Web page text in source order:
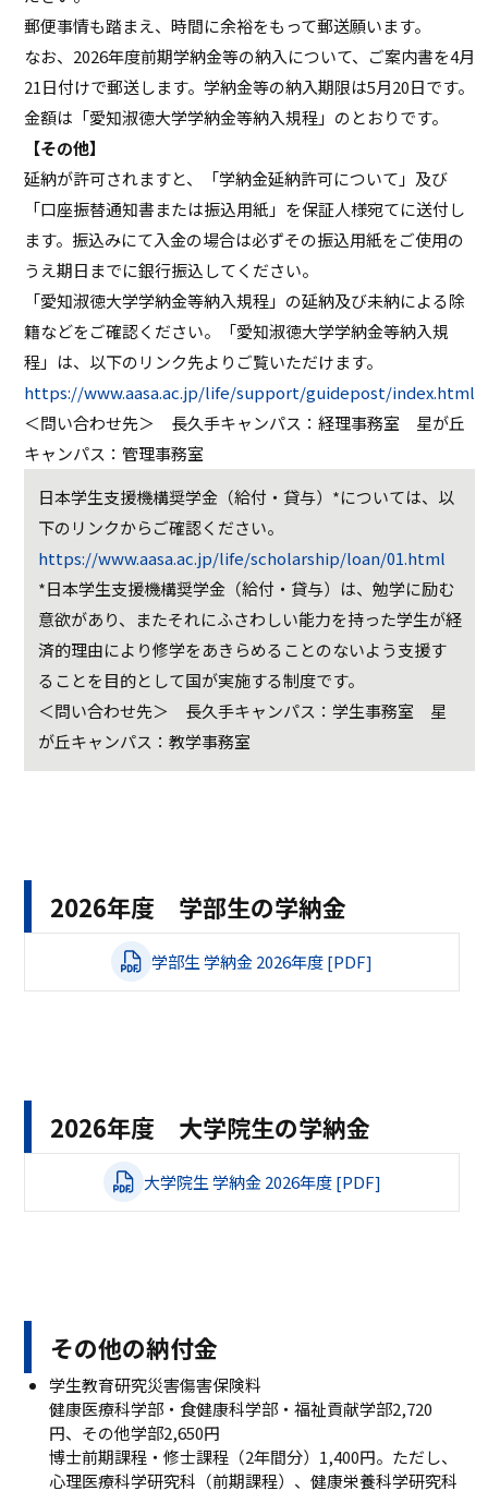
郵便事情も踏まえ、時間に余裕をもって郵送願います。
なお、2026年度前期学納金等の納入について、ご案内書を4月
21日付けで郵送します。学納金等の納入期限は5月20日です。
金額は「愛知淑徳大学学納金等納入規程」のとおりです。
【その他】
延納が許可されますと、「学納金延納許可について」及び
「口座振替通知書または振込用紙」を保証人様宛てに送付し
ます。振込みにて入金の場合は必ずその振込用紙をご使用の
うえ期日までに銀行振込してください。
「愛知淑徳大学学納金等納入規程」の延納及び未納による除
籍などをご確認ください。「愛知淑徳大学学納金等納入規
程」は、以下のリンク先よりご覧いただけます。
https://www.aasa.ac.jp/life/support/guidepost/index.html
＜問い合わせ先＞ 長久手キャンパス：経理事務室 星が丘
キャンパス：管理事務室
日本学生支援機構奨学金（給付・貸与）*については、以
下のリンクからご確認ください。
https://www.aasa.ac.jp/life/scholarship/loan/01.html
*日本学生支援機構奨学金（給付・貸与）は、勉学に励む
意欲があり、またそれにふさわしい能力を持った学生が経
済的理由により修学をあきらめることのないよう支援す
ることを目的として国が実施する制度です。
＜問い合わせ先＞ 長久手キャンパス：学生事務室 星
が丘キャンパス：教学事務室
2026年度 学部生の学納金
学部生 学納金 2026年度 [PDF]
2026年度 大学院生の学納金
大学院生 学納金 2026年度 [PDF]
その他の納付金
学生教育研究災害傷害保険料
健康医療科学部・食健康科学部・福祉貢献学部2,720
円、その他学部2,650円
博士前期課程・修士課程（2年間分）1,400円。ただし、
心理医療科学研究科（前期課程）、健康栄養科学研究科